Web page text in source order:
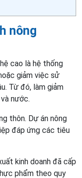
nông
cao là hệ thống
giảm việc sử
Từ đó, làm giảm
nước.
thôn. Dự án nông
đáp ứng các tiêu
kinh doanh đã cấp
phẩm theo quy